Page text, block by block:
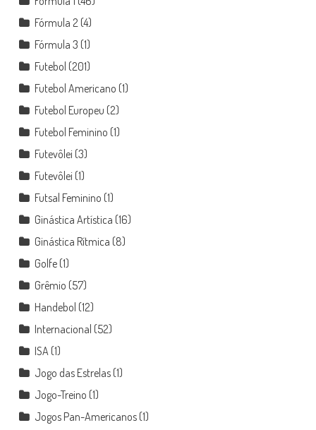
Fórmula 2 (4)
Fórmula 3 (1)
Futebol (201)
Futebol Americano (1)
Futebol Europeu (2)
Futebol Feminino (1)
Futevôlei (3)
Futevôlei (1)
Futsal Feminino (1)
Ginástica Artística (16)
Ginástica Rítmica (8)
Golfe(1)
Grêmio (57)
Handebol (12)
Internacional (52)
ISA (1)
Jogo das Estrelas(1)
Jogo-Treino (1)
Jogos Pan-Americanos(1)